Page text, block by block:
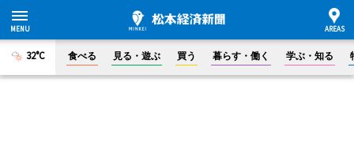
32°C 食べる 見る・遊ぶ 買う 暮らす・働く 学ぶ・知る